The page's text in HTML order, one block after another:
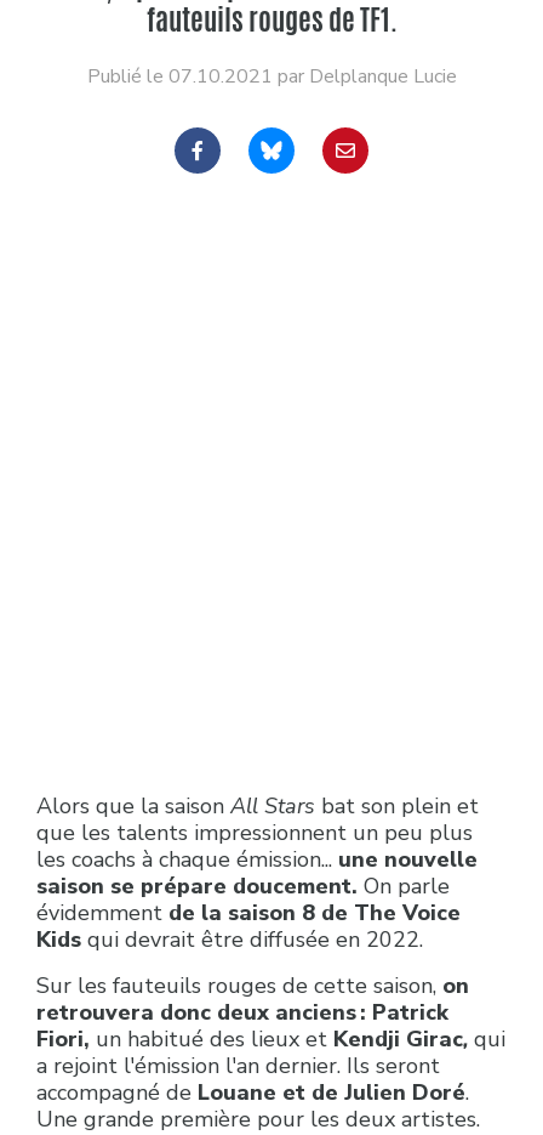
fauteuils rouges de TF1.
Publié le 07.10.2021 par Delplanque Lucie
Alors que la saison All Stars bat son plein et
que les talents impressionnent un peu plus
les coachs à chaque émission... une nouvelle
saison se prépare doucement. On parle
évidemment de la saison 8 de The Voice
Kids qui devrait être diffusée en 2022.
Sur les fauteuils rouges de cette saison, on
retrouvera donc deux anciens : Patrick
Fiori, un habitué des lieux et Kendji Girac, qui
a rejoint l'émission l'an dernier. Ils seront
accompagné de Louane et de Julien Doré.
Une grande première pour les deux artistes.